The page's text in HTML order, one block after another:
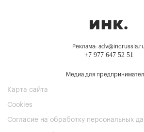
Реклама: adv@incrussia.ru
+7 977 647 52 51
Медиа для
Карта сайта
Cookies
Согласие на обработку персональных